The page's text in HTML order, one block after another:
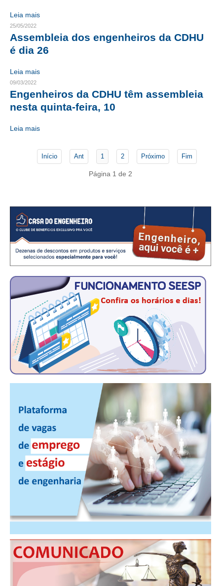
CURSOS
SEESP EDUCAÇÃO
PLATAFORMAS GRATUITAS
CONVÊNIOS
CONSÓRCIOS
CAMPANHAS SALARIAIS
PALAVRA DO MURILO
NOTÍCIAS
CONTEÚDO ESPECIAL
JORNAL DO ENGENHEIRO
AGENDA
SEESP NOTÍCIAS
FOTOS
PUBLICAÇÕES
PUBLICIDADE
MANUAL DE REDAÇÃO
ASSOCIE-SE
ATUALIZAÇÃO CADASTRAL
Leia mais
25/05/2022
Assembleia dos engenheiros da CDHU
é dia 26
Leia mais
09/03/2022
Engenheiros da CDHU têm assembleia
nesta quinta-feira, 10
Leia mais
Início Ant 1 2 Próximo Fim
Página 1 de 2